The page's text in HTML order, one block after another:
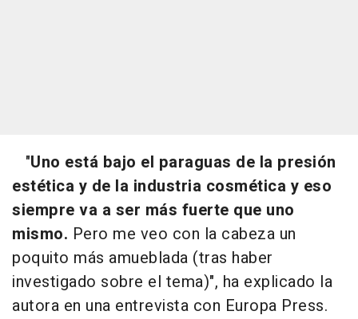
"Uno está bajo el paraguas de la presión
estética y de la industria cosmética y eso
siempre va a ser más fuerte que uno
mismo. Pero me veo con la cabeza un
poquito más amueblada (tras haber
investigado sobre el tema)", ha explicado la
autora en una entrevista con Europa Press.